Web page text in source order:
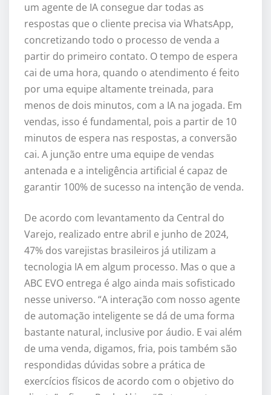
um agente de IA consegue dar todas as
respostas que o cliente precisa via WhatsApp,
concretizando todo o processo de venda a
partir do primeiro contato. O tempo de espera
cai de uma hora, quando o atendimento é feito
por uma equipe altamente treinada, para
menos de dois minutos, com a IA na jogada. Em
vendas, isso é fundamental, pois a partir de 10
minutos de espera nas respostas, a conversão
cai. A junção entre uma equipe de vendas
antenada e a inteligência artificial é capaz de
garantir 100% de sucesso na intenção de venda.
De acordo com levantamento da Central do
Varejo, realizado entre abril e junho de 2024,
47% dos varejistas brasileiros já utilizam a
tecnologia IA em algum processo. Mas o que a
ABC EVO entrega é algo ainda mais sofisticado
nesse universo. “A interação com nosso agente
de automação inteligente se dá de uma forma
bastante natural, inclusive por áudio. E vai além
de uma venda, digamos, fria, pois também são
respondidas dúvidas sobre a prática de
exercícios físicos de acordo com o objetivo do